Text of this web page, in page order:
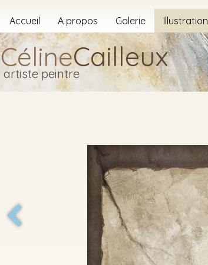
Accueil A propos Galerie Illustration
CélineCailleux
artiste peintre